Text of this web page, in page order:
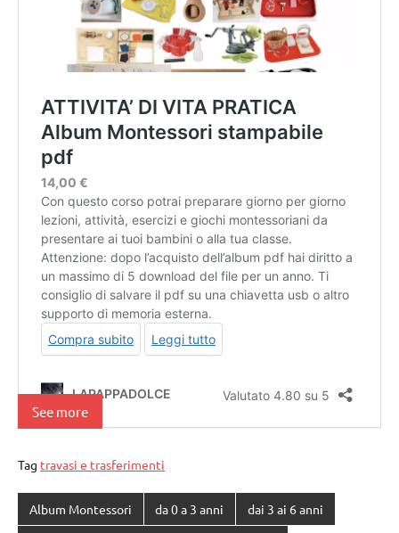
See more
Tag travasi e trasferimenti
Album Montessori da 0 a 3 anni dai 3 ai 6 anni